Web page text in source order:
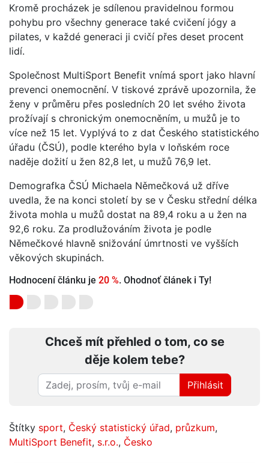
Kromě procházek je sdílenou pravidelnou formou
pohybu pro všechny generace také cvičení jógy a
pilates, v každé generaci ji cvičí přes deset procent
lidí.
Společnost MultiSport Benefit vnímá sport jako hlavní
prevenci onemocnění. V tiskové zprávě upozornila, že
ženy v průměru přes posledních 20 let svého života
prožívají s chronickým onemocněním, u mužů je to
více než 15 let. Vyplývá to z dat Českého statistického
úřadu (ČSÚ), podle kterého byla v loňském roce
naděje dožití u žen 82,8 let, u mužů 76,9 let.
Demografka ČSÚ Michaela Němečková už dříve
uvedla, že na konci století by se v Česku střední délka
života mohla u mužů dostat na 89,4 roku a u žen na
92,6 roku. Za prodlužováním života je podle
Němečkové hlavně snižování úmrtnosti ve vyšších
věkových skupinách.
Hodnocení článku je 20 %. Ohodnoť článek i Ty!
Chceš mít přehled o tom, co se
děje kolem tebe?
Přihlásit
Štítky sport, Český statistický úřad, průzkum,
MultiSport Benefit, s.r.o., Česko